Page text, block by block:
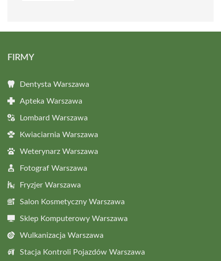
FIRMY
Dentysta Warszawa
Apteka Warszawa
Lombard Warszawa
Kwiaciarnia Warszawa
Weterynarz Warszawa
Fotograf Warszawa
Fryzjer Warszawa
Salon Kosmetyczny Warszawa
Sklep Komputerowy Warszawa
Wulkanizacja Warszawa
Stacja Kontroli Pojazdów Warszawa